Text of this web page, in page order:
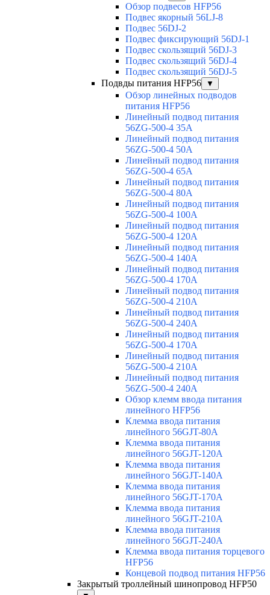
Обзор подвесов HFP56
Подвес якорный 56LJ-8
Подвес 56DJ-2
Подвес фиксирующий 56DJ-1
Подвес скользящий 56DJ-3
Подвес скользящий 56DJ-4
Подвес скользящий 56DJ-5
Подвды питания HFP56
▼
Обзор линейных подводов
питания HFP56
Линейный подвод питания
56ZG-500-4 35A
Линейный подвод питания
56ZG-500-4 50A
Линейный подвод питания
56ZG-500-4 65A
Линейный подвод питания
56ZG-500-4 80A
Линейный подвод питания
56ZG-500-4 100A
Линейный подвод питания
56ZG-500-4 120A
Линейный подвод питания
56ZG-500-4 140A
Линейный подвод питания
56ZG-500-4 170A
Линейный подвод питания
56ZG-500-4 210A
Линейный подвод питания
56ZG-500-4 240A
Линейный подвод питания
56ZG-500-4 170A
Линейный подвод питания
56ZG-500-4 210A
Линейный подвод питания
56ZG-500-4 240A
Обзор клемм ввода питания
линейного HFP56
Клемма ввода питания
линейного 56GJT-80A
Клемма ввода питания
линейного 56GJT-120A
Клемма ввода питания
линейного 56GJT-140A
Клемма ввода питания
линейного 56GJT-170A
Клемма ввода питания
линейного 56GJT-210A
Клемма ввода питания
линейного 56GJT-240A
Клемма ввода питания торцевого
HFP56
Концевой подвод питания HFP56
Закрытый троллейный шинопровод HFP50